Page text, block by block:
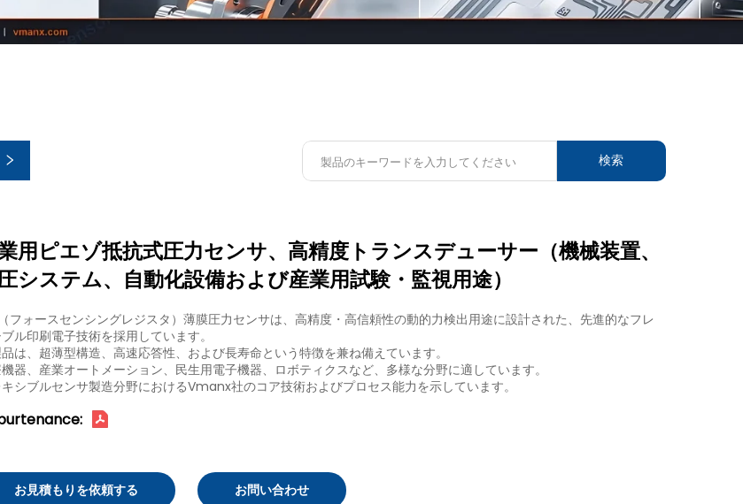
検索
用ピエゾ抵抗式圧力センサ、高精度トランスデューサー（機械装置、
システム、自動化設備および産業用試験・監視用途）
フォースセンシングレジスタ）薄膜圧力センサは、高精度・高信頼性の動的力検出用途に設計された、先進的なフレ
ル印刷電子技術を採用しています。
は、超薄型構造、高速応答性、および長寿命という特徴を兼ね備えています。
器、産業オートメーション、民生用電子機器、ロボティクスなど、多様な分野に適しています。
シブルセンサ製造分野におけるVmanx社のコア技術およびプロセス能力を示しています。
お見積もりを依頼する お問い合わせ